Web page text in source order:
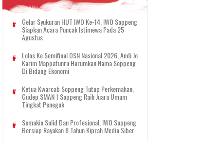
Gelar Syukuran HUT IWO Ke-14, IWO Soppeng
Siapkan Acara Puncak Istimewa Pada 25
Agustus
Lolos Ke Semifinal OSN Nasional 2026, Andi Jo
Karim Mappatunru Harumkan Nama Soppeng
Di Bidang Ekonomi
Ketua Kwarcab Soppeng Tutup Perkemahan,
Gudep SMAN 1 Soppeng Raih Juara Umum
Tingkat Penegak
Semakin Solid Dan Profesional, IWO Soppeng
Bersiap Rayakan 8 Tahun Kiprah Media Siber